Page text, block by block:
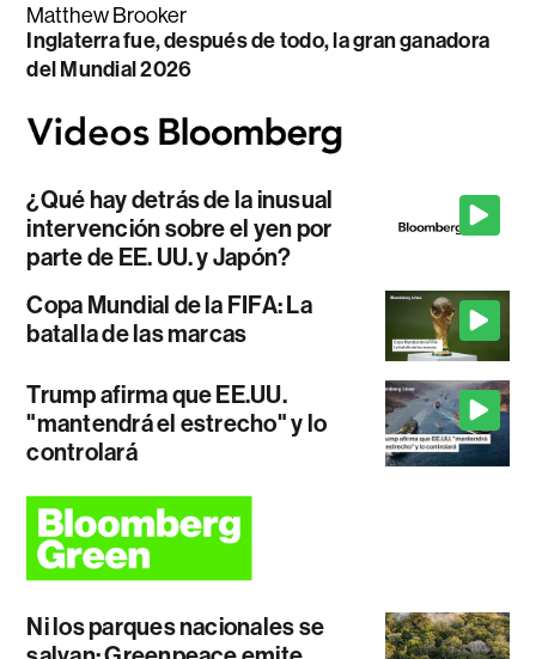
Matthew Brooker
Inglaterra fue, después de todo, la gran ganadora
del Mundial 2026
¿Qué hay detrás de la inusual
intervención sobre el yen por
parte de EE. UU. y Japón?
Copa Mundial de la FIFA: La
batalla de las marcas
Trump afirma que EE.UU.
"mantendrá el estrecho" y lo
controlará
Ni los parques nacionales se